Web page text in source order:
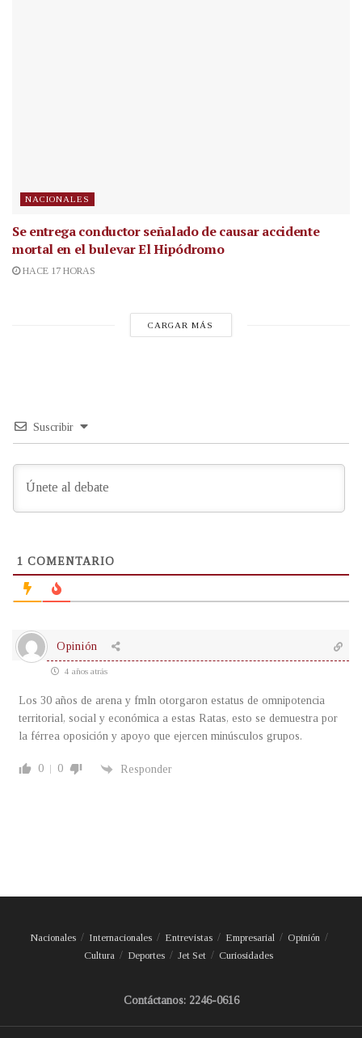
NACIONALES
Se entrega conductor señalado de causar accidente
mortal en el bulevar El Hipódromo
HACE 17 HORAS
CARGAR MÁS
Suscribir
1 COMENTARIO
Opinión
4 años atrás
Los 30 años de arena y fmln otorgaron estatus de omnipotencia
territorial, social y económica a estas Ratas, esto se demuestra por
la férrea oposición y apoyo que ejercen minúsculos grupos.
0 0 Responder
Nacionales Internacionales Entrevistas Empresarial
Opinión
Cultura
Deportes Jet Set Curiosidades
Contáctanos: 2246-0616